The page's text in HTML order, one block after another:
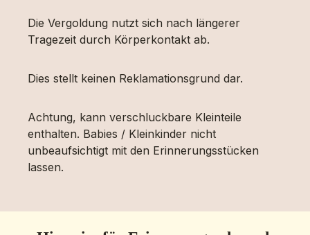
Die Vergoldung nutzt sich nach längerer
Tragezeit durch Körperkontakt ab.
Dies stellt keinen Reklamationsgrund dar.
Achtung, kann verschluckbare Kleinteile
enthalten. Babies / Kleinkinder nicht
unbeaufsichtigt mit den Erinnerungsstücken
lassen.